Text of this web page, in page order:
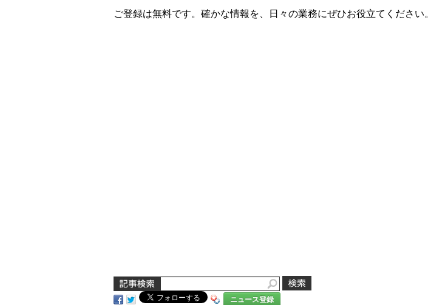
ご登録は無料です。確かな情報を、日々の業務にぜひお役立てください。
ニュース登録